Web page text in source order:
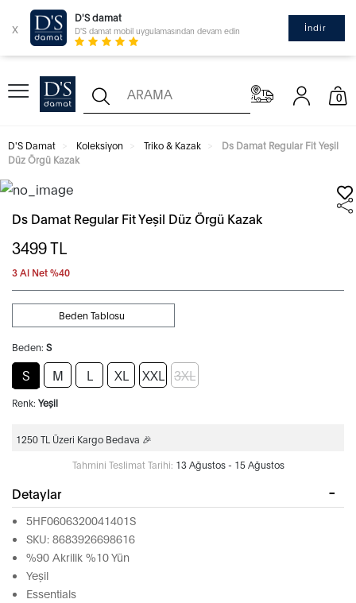
x
D'S damat
D'S damat mobil uygulamasından devam edin İndir
0
D'S Damat Koleksiyon Triko & Kazak
Ds Damat Regular Fit Yeşil
Düz Örgü Kazak
Ds Damat Regular Fit Yeşil Düz Örgü Kazak
3499TL
3 Al Net %40
Beden: S
Beden Tablosu
S M L XL XXL 3XL
Renk: Yeşil
1250 TL Üzeri Kargo Bedava 🎉
Tahmini Teslimat Tarihi: 13 Ağustos - 15 Ağustos
Detaylar
5HF0606320041401S
SKU: 8683926698616
%90 Akrilik %10 Yün
Yeşil
Essentials